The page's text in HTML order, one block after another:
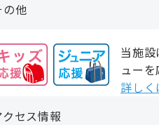
の他
当施設
ューを
詳しく
クセス情報